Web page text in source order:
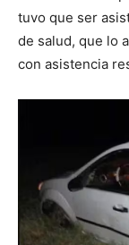
tuvo que ser
de salud, que lo
con asistencia